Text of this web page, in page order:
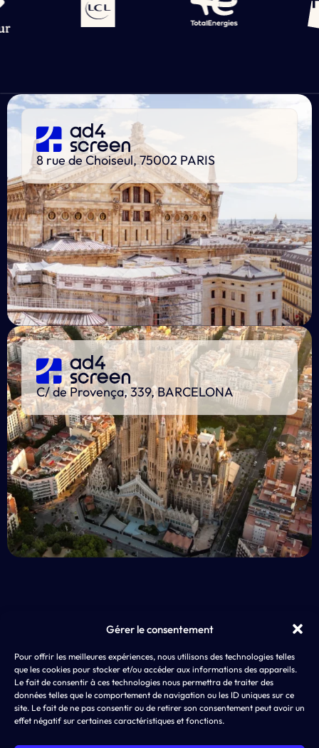
Gérer le consentement
Pour offrir les meilleures expériences, nous utilisons des technologies telles
que les cookies pour stocker et/ou accéder aux informations des appareils.
Le fait de consentir à ces technologies nous permettra de traiter des
données telles que le comportement de navigation ou les ID uniques sur ce
site. Le fait de ne pas consentir ou de retirer son consentement peut avoir un
effet négatif sur certaines caractéristiques et fonctions.
8 rue de Choiseul, 75002 PARIS
C/ de Provença, 339, BARCELONA
AD4SCREEN
8 rue de Choiseul
75002 PARIS
App
SEA